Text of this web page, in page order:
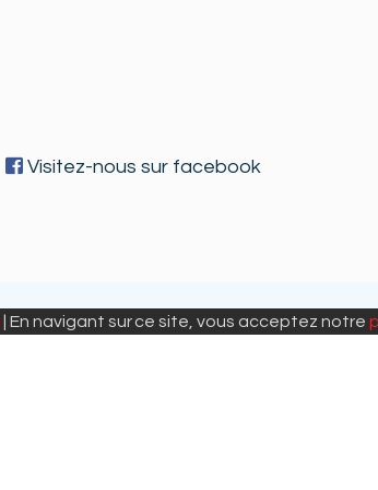
Visitez-nous sur facebook
| En navigant sur ce site, vous acceptez notre